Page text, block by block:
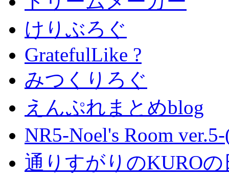
けりぶろぐ
GratefulLike ?
みつくりろぐ
えんぷれまとめblog
NR5-Noel's Room
通りすがりのKURO